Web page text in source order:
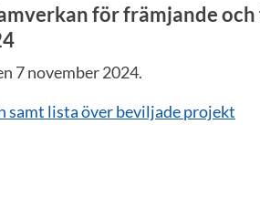
för främjande
7 november 2024.
lista över beviljade projekt